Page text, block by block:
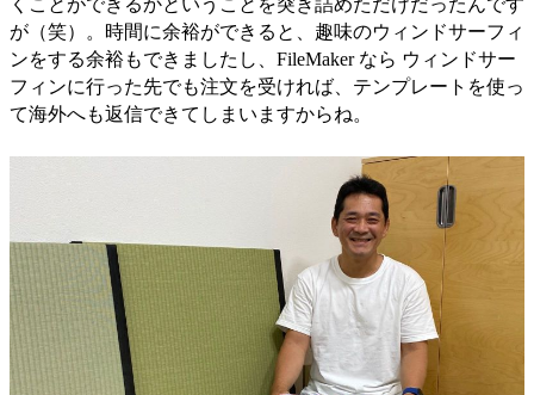
くことができるかということを突き詰めただけだったんです
が（笑）。時間に余裕ができると、趣味のウィンドサーフィ
ンをする余裕もできましたし、FileMaker なら ウィンドサー
フィンに行った先でも注文を受ければ、テンプレートを使っ
て海外へも返信できてしまいますからね。